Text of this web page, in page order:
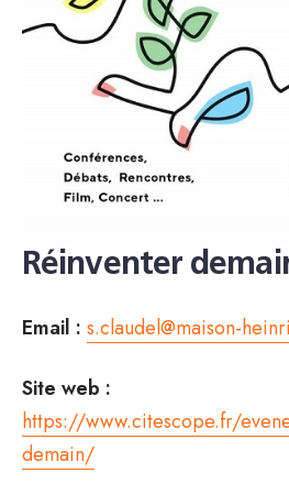
Réinventer
Email : s.claudel@maison-
Site web :
https://www.citescope.fr/
demain/